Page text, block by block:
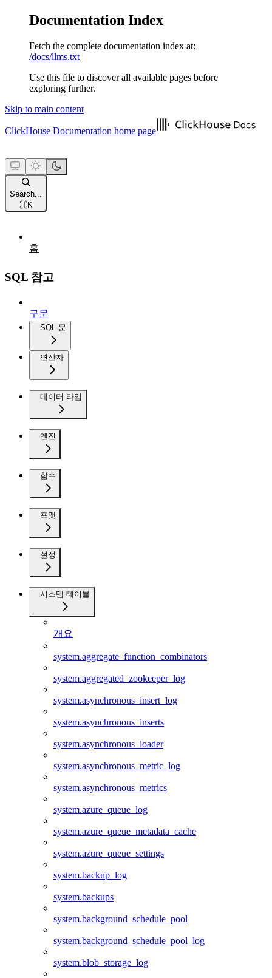
Documentation Index
Fetch the complete documentation index at:
/docs/llms.txt
Use this file to discover all available pages before
exploring further.
Skip to main content
ClickHouse Documentation home page
Search...
⌘K
홈
SQL 참고
구문
SQL 문
연산자
데이터 타입
엔진
함수
포맷
설정
시스템 테이블
개요
system.aggregate_function_combinators
system.aggregated_zookeeper_log
system.asynchronous_insert_log
system.asynchronous_inserts
system.asynchronous_loader
system.asynchronous_metric_log
system.asynchronous_metrics
system.azure_queue_log
system.azure_queue_metadata_cache
system.azure_queue_settings
system.backup_log
system.backups
system.background_schedule_pool
system.background_schedule_pool_log
system.blob_storage_log